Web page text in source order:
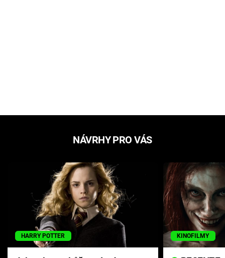
NÁVRHY PRO VÁS
HARRY POTTER KINOFILMY